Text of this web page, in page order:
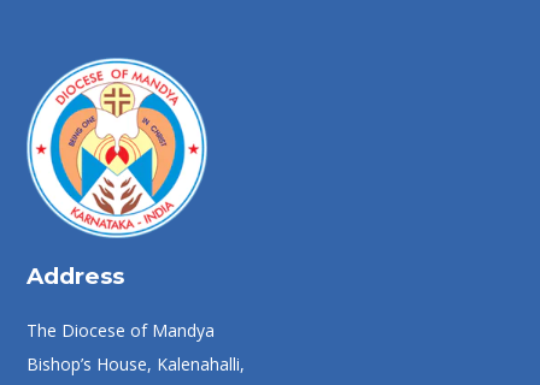
Address
The Diocese of Mandya
Bishop’s House, Kalenahalli,